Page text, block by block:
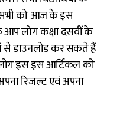
को आज के इस
लोग कक्षा दसवीं के
से डाउनलोड कर सकते हैं
इस इस आर्टिकल को
रिजल्ट एवं अपना